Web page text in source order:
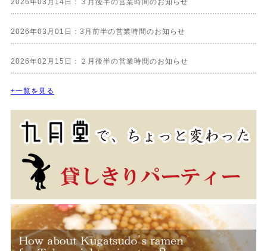
2026年03月14日：３月後半の営業時間のお知らせ
2026年03月01日：3月前半の営業時間のお知らせ
2026年02月15日：２月後半の営業時間のお知らせ
+一覧を見る